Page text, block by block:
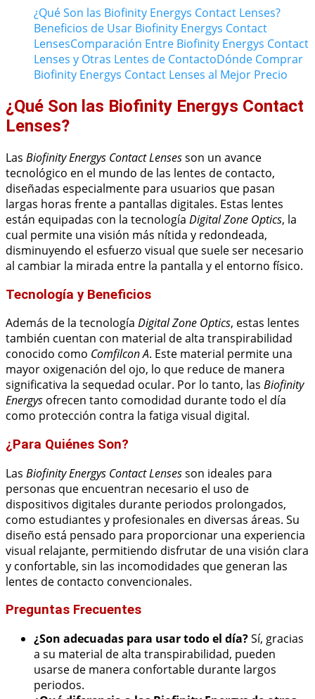
¿Qué Son las Biofinity Energys Contact Lenses?
Beneficios de Usar Biofinity Energys Contact
LensesComparación Entre Biofinity Energys Contact
Lenses y Otras Lentes de ContactoDónde Comprar
Biofinity Energys Contact Lenses al Mejor Precio
¿Qué Son las Biofinity Energys Contact
Lenses?
Las Biofinity Energys Contact Lensesson un avance
tecnológico en el mundo de las lentes de contacto,
diseñadas especialmente para usuarios que pasan
largas horas frente a pantallas digitales. Estas lentes
están equipadas con la tecnología Digital Zone Optics, la
cual permite una visión más nítida y redondeada,
disminuyendo el esfuerzo visual que suele ser necesario
al cambiar la mirada entre la pantalla y el entorno físico.
Tecnología y Beneficios
Además de la tecnología Digital Zone Optics, estas lentes
también cuentan con material de alta transpirabilidad
conocido como Comfilcon A. Este material permite una
mayor oxigenación del ojo, lo que reduce de manera
significativa la sequedad ocular. Por lo tanto, las Biofinity
Energys ofrecen tanto comodidad durante todo el día
como protección contra la fatiga visual digital.
¿Para Quiénes Son?
Las Biofinity Energys Contact Lensesson ideales para
personas que encuentran necesario el uso de
dispositivos digitales durante periodos prolongados,
como estudiantes y profesionales en diversas áreas. Su
diseño está pensado para proporcionar una experiencia
visual relajante, permitiendo disfrutar de una visión clara
y confortable, sin las incomodidades que generan las
lentes de contacto convencionales.
Preguntas Frecuentes
¿Son adecuadas para usar todo el día?Sí, gracias
a su material de alta transpirabilidad, pueden
usarse de manera confortable durante largos
periodos.